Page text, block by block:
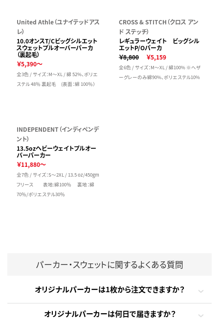
United Athle（ユナイテッドアス
レ）
10.0オンスT/Cビッグシルエット
スウェットプルオーバーパーカ
（裏起毛）
￥5,390～
全3色 / サイズ：M～XL / 綿 52%、ポリエ
ステル 48％ 裏起毛 (表面：綿 100％）
CROSS & STITCH（クロス アン
ド ステッチ）
レギュラーウェイト ビッグシル
エットP/Oパーカ
￥8,800
￥5,159
全6色 / サイズ：M～XL / 綿100% ※ヘザ
ーグレーのみ綿90%、ポリエステル10%
INDEPENDENT（インディペンデ
ント）
13.5ozヘビーウェイトプルオー
バーパーカー
￥11,880～
全7色 / サイズ：S～2XL / 13.5 oz/450gm
フリース 表地:綿100％ 裏地：綿
70％/ポリエステル30％
パーカー・スウェットに関するよくある質問
オリジナルパーカーは1枚から注文できますか？
オリジナルパーカーは何日で届きますか？